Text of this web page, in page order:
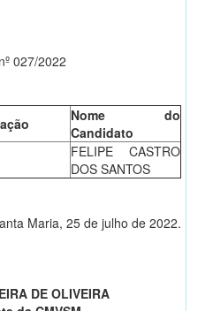
027/2022
Nome do
Candidato
FELIPE CASTRO
DOS SANTOS
Maria, 25 de julho de 2022.
DE OLIVEIRA